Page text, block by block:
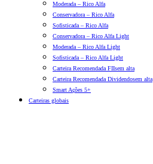
Moderada – Rico Alfa
Conservadora – Rico Alfa
Sofisticada – Rico Alfa
Conservadora – Rico Alfa Light
Moderada – Rico Alfa Light
Sofisticada – Rico Alfa Light
Carteira Recomendada FIIsem alta
Carteira Recomendada Dividendosem alta
Smart Ações 5+
Carteiras globais